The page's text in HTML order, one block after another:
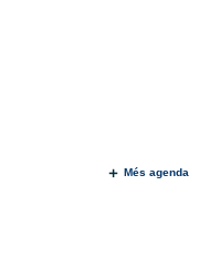
Més agenda